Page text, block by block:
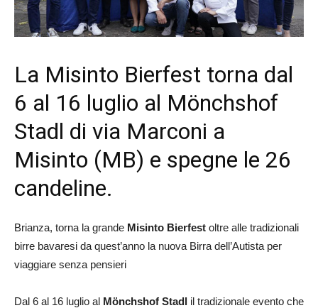
La Misinto Bierfest torna dal
6 al 16 luglio al Mönchshof
Stadl di via Marconi a
Misinto (MB) e spegne le 26
candeline.
Brianza, torna la grande Misinto Bierfest oltre alle tradizionali
birre bavaresi da quest’anno la nuova Birra dell’Autista per
viaggiare senza pensieri
Dal 6 al 16 luglio al Mönchshof Stadl il tradizionale evento che